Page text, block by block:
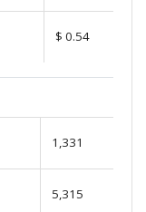
$ 0.54
1,331
5,315